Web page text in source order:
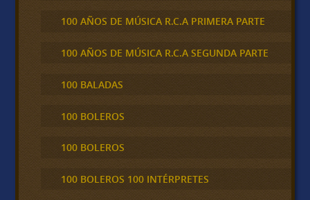
100 AÑOS DE MÚSICA R.C.A PRIMERA PARTE
100 AÑOS DE MÚSICA R.C.A SEGUNDA PARTE
100 BALADAS
100 BOLEROS
100 BOLEROS
100 BOLEROS 100 INTÉRPRETES